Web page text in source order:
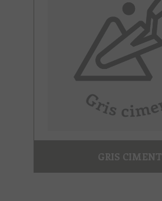
GRIS CIMENT